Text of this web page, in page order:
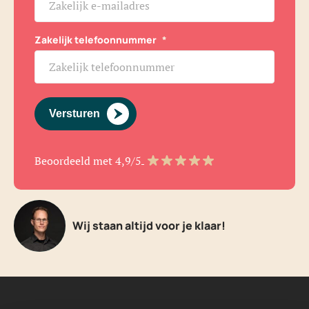
Zakelijk telefoonnummer *
Versturen
Beoordeeld met 4,9/5
Wij staan altijd voor je klaar!